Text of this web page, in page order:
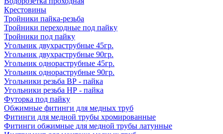
Крестовины
Тройники пайка-резьба
Тройники переходные под пайку
Тройники под пайку
Угольник двухраструбные 45гр.
Угольник двухраструбные 90гр.
Угольник однораструбные 45гр.
Угольник однораструбные 90гр.
Угольники резьба ВР - пайка
Угольники резьба НР - пайка
Футорка под пайку
Обжимные фитинги для медных труб
Фитинги для медной трубы хромированные
Фитинги обжимные для медной трубы латунные